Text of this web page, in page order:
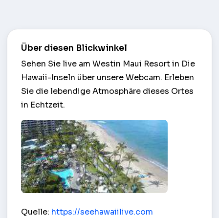
Über diesen Blickwinkel
Sehen Sie live am Westin Maui Resort in Die
Hawaii-Inseln über unsere Webcam. Erleben
Sie die lebendige Atmosphäre dieses Ortes
in Echtzeit.
Quelle: https://seehawaiilive.com